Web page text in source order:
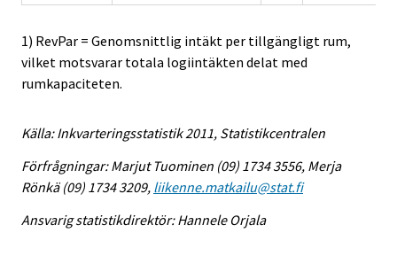
1) RevPar = Genomsnittlig intäkt per tillgängligt rum,
vilket motsvarar totala logiintäkten delat med
rumkapaciteten.
Källa: Inkvarteringsstatistik 2011, Statistikcentralen
Förfrågningar: Marjut Tuominen (09) 1734 3556, Merja
Rönkä (09) 1734 3209, liikenne.matkailu@stat.fi
Ansvarig statistikdirektör: Hannele Orjala